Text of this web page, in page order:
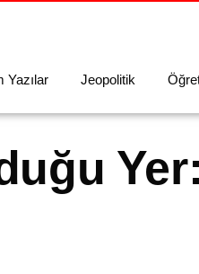
Yazılar Jeopolitik